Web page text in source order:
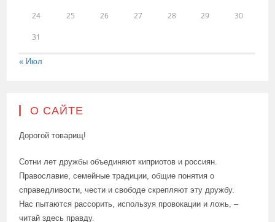
24 25 26 27 28 29 30
31
« Июл
О САЙТЕ
Дорогой товарищ!
Сотни лет дружбы объединяют киприотов и россиян.
Православие, семейные традиции, общие понятия о
справедливости, чести и свободе скрепляют эту дружбу.
Нас пытаются рассорить, используя провокации и ложь, –
читай здесь правду.